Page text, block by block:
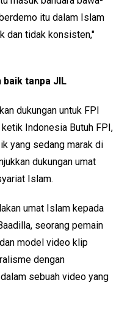
itu dalam Islam
dan tidak konsisten,"
baik tanpa JIL
dukungan untuk FPI
Indonesia Butuh FPI,
yang sedang marak di
dukungan umat
Islam.
umat Islam kepada
seorang pemain
model video klip
dengan
sebuah video yang